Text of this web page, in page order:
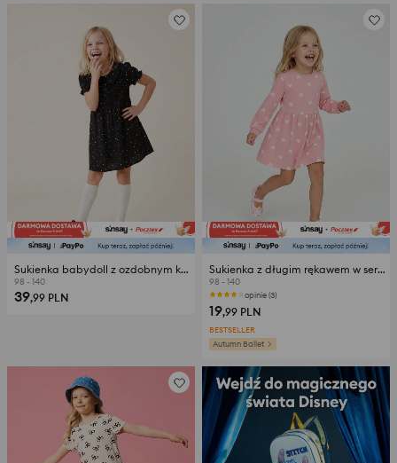
Sukienka babydoll z ozdobnym kołnierzykiem w kropki
98 - 140
39,99 PLN
Sukienka z długim rękawem w serca
98 - 140
opinie (3)
19,99 PLN
BESTSELLER
Autumn Ballet